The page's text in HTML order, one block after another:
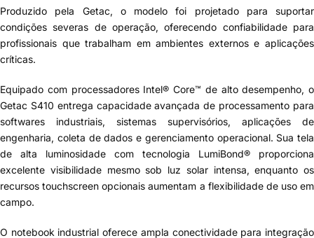
Produzido pela Getac, o modelo foi projetado para suportar
condições severas de operação, oferecendo confiabilidade para
profissionais que trabalham em ambientes externos e aplicações
críticas.
Equipado com processadores Intel® Core™ de alto desempenho, o
Getac S410 entrega capacidade avançada de processamento para
softwares industriais, sistemas supervisórios, aplicações de
engenharia, coleta de dados e gerenciamento operacional. Sua tela
de alta luminosidade com tecnologia LumiBond® proporciona
excelente visibilidade mesmo sob luz solar intensa, enquanto os
recursos touchscreen opcionais aumentam a flexibilidade de uso em
campo.
O notebook industrial oferece ampla conectividade para integração